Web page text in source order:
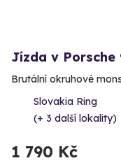
Jízda v Porsche
Brutální okruhové
Slovakia Ring
(+ 3 další lokality)
1 790 Kč